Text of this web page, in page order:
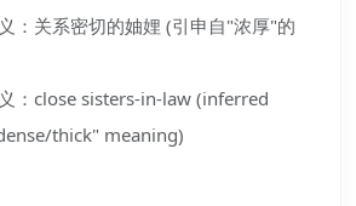
：关系密切的妯娌 (引申自"浓厚"的
：close sisters-in-law (inferred
thick" meaning)